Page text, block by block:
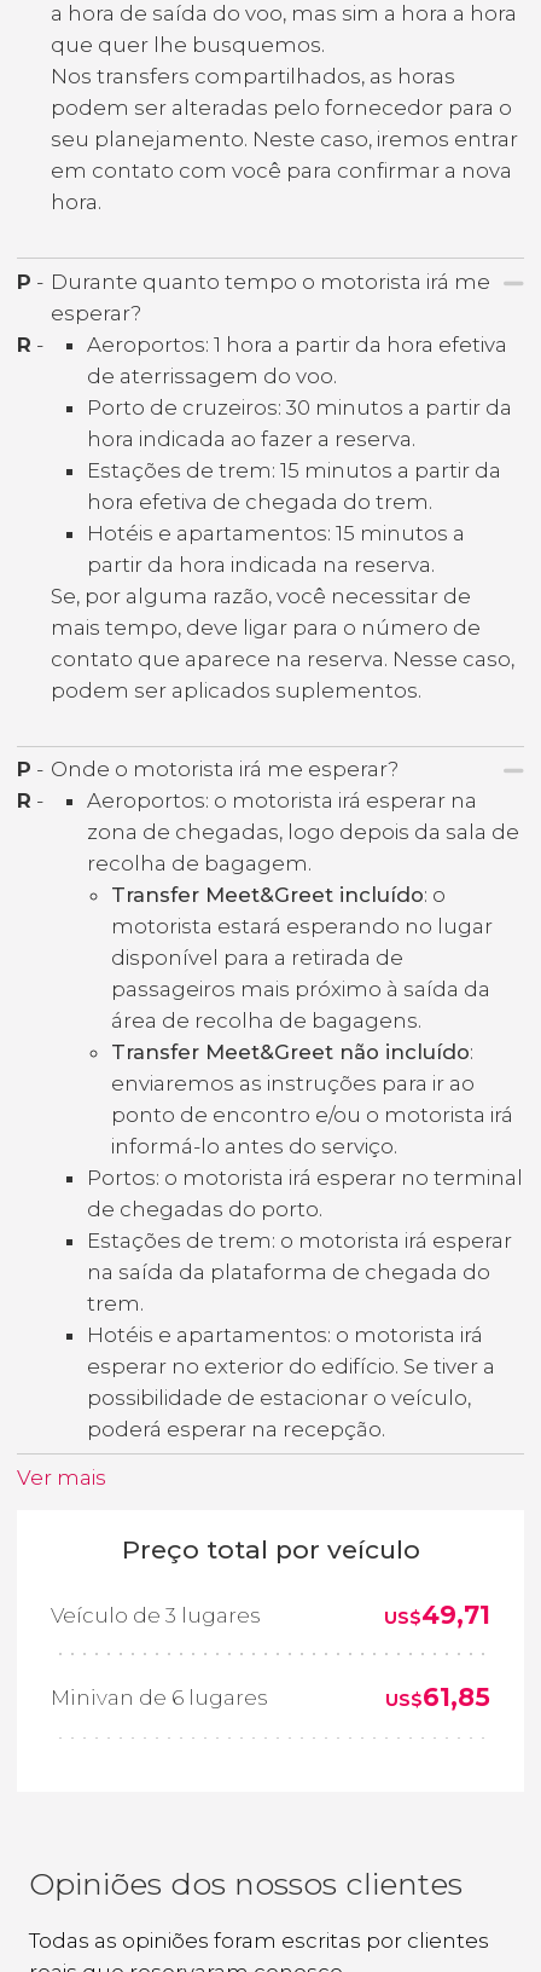
a hora de saída do voo, mas sim a hora a hora
que quer lhe busquemos.
Nos transfers compartilhados, as horas
podem ser alteradas pelo fornecedor para o
seu planejamento. Neste caso, iremos entrar
em contato com você para confirmar a nova
hora.
P - Durante quanto tempo o motorista irá me
esperar?
R -
Aeroportos: 1 hora a partir da hora efetiva
de aterrissagem do voo.
Porto de cruzeiros: 30 minutos a partir da
hora indicada ao fazer a reserva.
Estações de trem: 15 minutos a partir da
hora efetiva de chegada do trem.
Hotéis e apartamentos: 15 minutos a
partir da hora indicada na reserva.
Se, por alguma razão, você necessitar de
mais tempo, deve ligar para o número de
contato que aparece na reserva. Nesse caso,
podem ser aplicados suplementos.
P - Onde o motorista irá me esperar?
R -
Aeroportos: o motorista irá esperar na
zona de chegadas, logo depois da sala de
recolha de bagagem.
Transfer Meet&Greet incluído: o
motorista estará esperando no lugar
disponível para a retirada de
passageiros mais próximo à saída da
área de recolha de bagagens.
Transfer Meet&Greet não incluído:
enviaremos as instruções para ir ao
ponto de encontro e/ou o motorista irá
informá-lo antes do serviço.
Portos: o motorista irá esperar no terminal
de chegadas do porto.
Estações de trem: o motorista irá esperar
na saída da plataforma de chegada do
trem.
Hotéis e apartamentos: o motorista irá
esperar no exterior do edifício. Se tiver a
possibilidade de estacionar o veículo,
poderá esperar na recepção.
Ver mais
Preço total por veículo
Veículo de 3 lugares US$49,71
Minivan de 6 lugares US$61,85
Opiniões dos nossos clientes
Todas as opiniões foram escritas por clientes